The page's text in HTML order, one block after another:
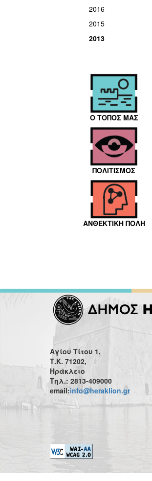
2016
2015
2013
Ο ΤΟΠΟΣ ΜΑΣ
ΠΟΛΙΤΙΣΜΟΣ
ΑΝΘΕΚΤΙΚΗ ΠΟΛΗ
Αγίου Τίτου 1,
Τ.Κ. 71202,
Ηράκλειο
Τηλ.: 2813-409000
email:info@heraklion.gr